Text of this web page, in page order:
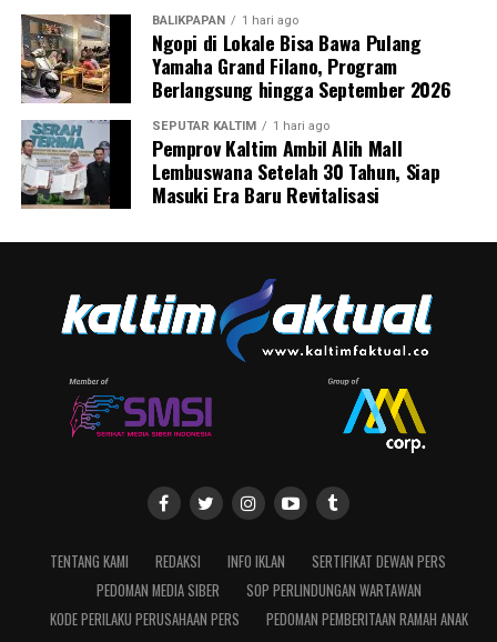
BALIKPAPAN 1 hari ago
Ngopi di Lokale Bisa Bawa Pulang
Yamaha Grand Filano, Program
Berlangsung hingga September 2026
SEPUTAR KALTIM 1 hari ago
Pemprov Kaltim Ambil Alih Mall
Lembuswana Setelah 30 Tahun, Siap
Masuki Era Baru Revitalisasi
TENTANG KAMI REDAKSI INFO IKLAN
SERTIFIKAT DEWAN PERS
PEDOMAN MEDIA SIBER
SOP PERLINDUNGAN WARTAWAN
KODE PERILAKU PERUSAHAAN PERS
PEDOMAN PEMBERITAAN RAMAH ANAK